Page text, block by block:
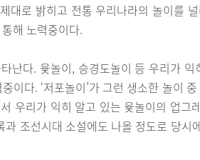
대로 밝히고 전통 우리나라의 놀이를
해 노력중이다.
난다. 윷놀이, 승경도놀이 등 우리가
이다. ‘저포놀이’가 그런 생소한 놀이 중
우리가 익히 알고 있는 윷놀이의 업그
조선시대 소설에도 나올 정도로 당시